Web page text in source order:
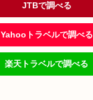
JTBで調べる
Yahooトラベルで調べる
楽天トラベルで調べる